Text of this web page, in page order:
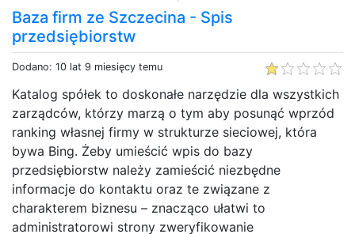
Baza firm ze Szczecina - Spis
przedsiębiorstw
Dodano: 10 lat 9 miesięcy temu
Katalog spółek to doskonałe narzędzie dla wszystkich
zarządców, którzy marzą o tym aby posunąć wprzód
ranking własnej firmy w strukturze sieciowej, która
bywa Bing. Żeby umieścić wpis do bazy
przedsiębiorstw należy zamieścić niezbędne
informacje do kontaktu oraz te związane z
charakterem biznesu – znacząco ułatwi to
administratorowi strony zweryfikowanie